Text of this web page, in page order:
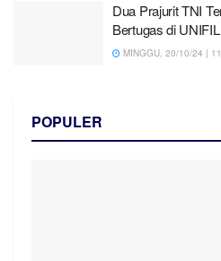
Dua Prajurit TNI
Bertugas di UNIFIL
MINGGU, 20/10/24 |
POPULER